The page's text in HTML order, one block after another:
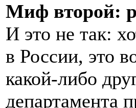
Миф второй:
И это не так:
в России, это
какой-либо
департамента